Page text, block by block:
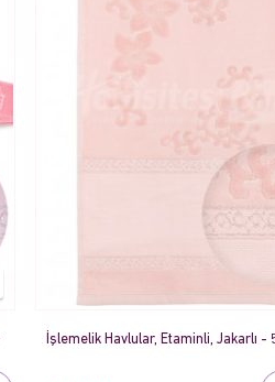
İşlemelik Havlular, Etaminli, Jakarlı -